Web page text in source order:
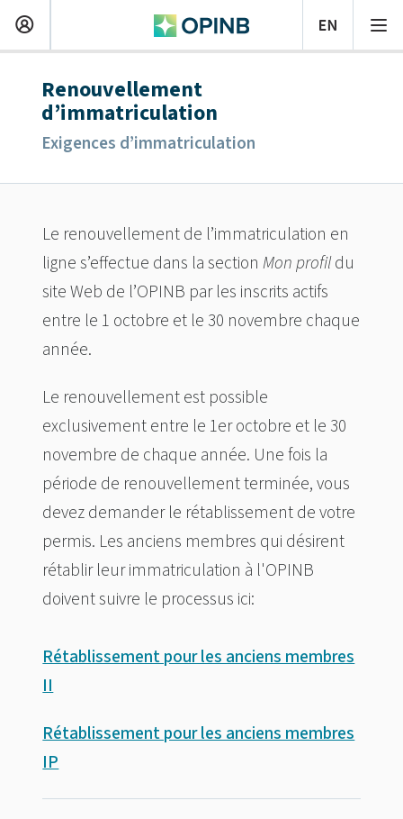
Renouvellement
d’immatriculation
Exigences d’immatriculation
Le renouvellement de l’immatriculation en
ligne s’effectue dans la sectionMon profildu
site Web de l’OPINB par les inscrits actifs
entre le 1 octobre et le 30 novembre chaque
année.
Le renouvellement est possible
exclusivement entre le 1er octobre et le 30
novembre de chaque année. Une fois la
période de renouvellement terminée, vous
devez demander le rétablissement de votre
permis. Les anciens membres qui désirent
rétablir leur immatriculation à l'OPINB
doivent suivre le processus ici:
Rétablissement pour les anciens membres
II
Rétablissement pour les anciens membres
IP